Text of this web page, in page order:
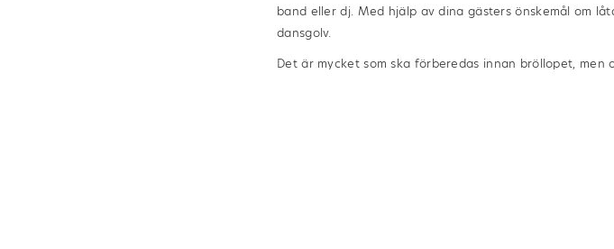
band eller dj. Med hjälp av dina gästers önskemål om
dansgolv.
Det är mycket som ska förberedas innan bröllopet, men